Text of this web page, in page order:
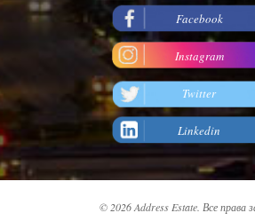
Facebook
Instagram
Twitter
Linkedin
© 2026 Address Estate. Все права